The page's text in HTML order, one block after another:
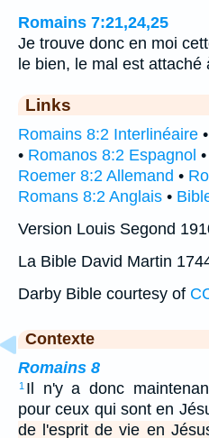
Romains 7:21,24,25
Je trouve donc en moi
le bien, le mal est
Links
Romains 8:2 Interlinéaire •
• Romanos 8:2 Espagnol •
Roemer 8:2 Allemand •
Romans 8:2 Anglais •
Version Louis Segond
La Bible David Martin
Darby Bible courtesy of
Contexte
Romains 8
1 Il n'y a donc
pour ceux qui sont en
de l'esprit de vie en